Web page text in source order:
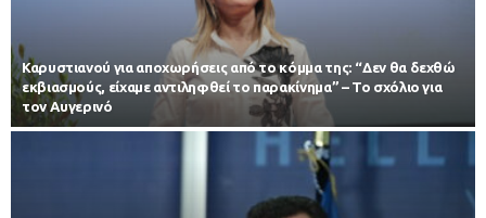
Καρυστιανού για αποχωρήσεις από το κόμμα της: “Δεν θα δεχθώ
εκβιασμούς, είχαμε αντιληφθεί το παρακίνημα” – Το σχόλιο για
τον Αυγερινό